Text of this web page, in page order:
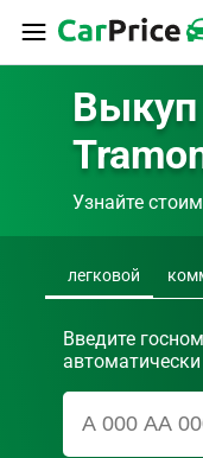
Выкуп
Узнайте
легковой
Введите
автоматически